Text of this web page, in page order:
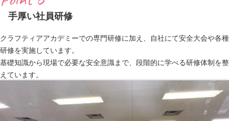
手厚い社員研修
クラフティアアカデミーでの専門研修に加え、自社にて安全大会や各種
研修を実施しています。
基礎知識から現場で必要な安全意識まで、段階的に学べる研修体制を整
えています。